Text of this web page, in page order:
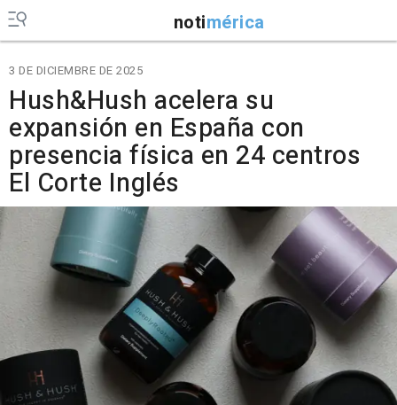
notimérica
3 DE DICIEMBRE DE 2025
Hush&Hush acelera su
expansión en España con
presencia física en 24 centros
El Corte Inglés